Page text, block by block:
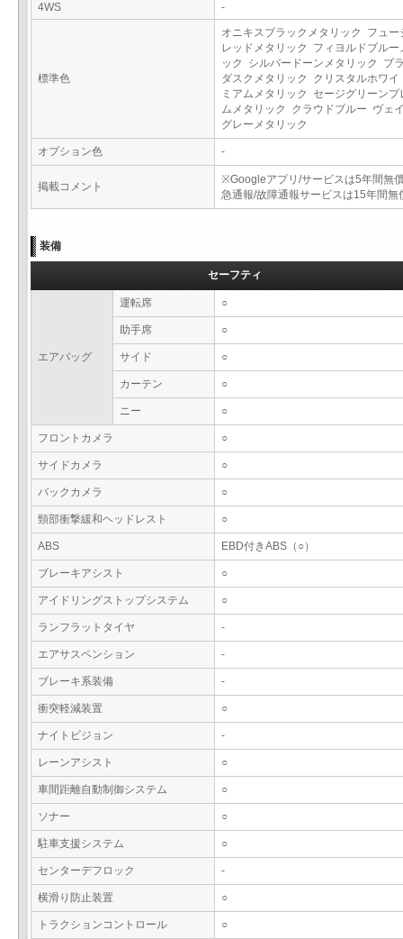
4WS -
標準色
オニキスブラックメタリック フュー
レッドメタリック フィヨルドブルー
ック シルバードーンメタリック ブ
ダスクメタリック クリスタルホワイ
ミアムメタリック セージグリーンプ
ムメタリック クラウドブルー ヴェ
グレーメタリック
オプション色 -
掲載コメント
※Googleアプリ/サービスは5年間無
急通報/故障通報サービスは15年間無
装備
セーフティ
エアバッグ
運転席 ○
助手席 ○
サイド ○
カーテン ○
ニー ○
フロントカメラ ○
サイドカメラ ○
バックカメラ ○
頸部衝撃緩和ヘッドレスト ○
ABS EBD付きABS（○）
ブレーキアシスト ○
アイドリングストップシステム ○
ランフラットタイヤ -
エアサスペンション -
ブレーキ系装備 -
衝突軽減装置 ○
ナイトビジョン -
レーンアシスト ○
車間距離自動制御システム ○
ソナー ○
駐車支援システム ○
センターデフロック -
横滑り防止装置 ○
トラクションコントロール ○